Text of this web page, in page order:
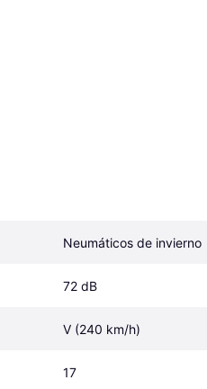
Neumáticos de invierno
72 dB
V (240 km/h)
17